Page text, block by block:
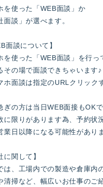
を使った「WEB面談」か
面談」が選べます。
面談について】
を使った「WEB面談」を行っ
その場で面談できちゃいます♪
ホ面談は指定のURLクリック
ぎの方は当日WEB面接もOK
に限りがあります為、予約状
日以降になる可能性がありま
に関して】
は、工場内での製造や倉庫内
清掃など、幅広いお仕事のご